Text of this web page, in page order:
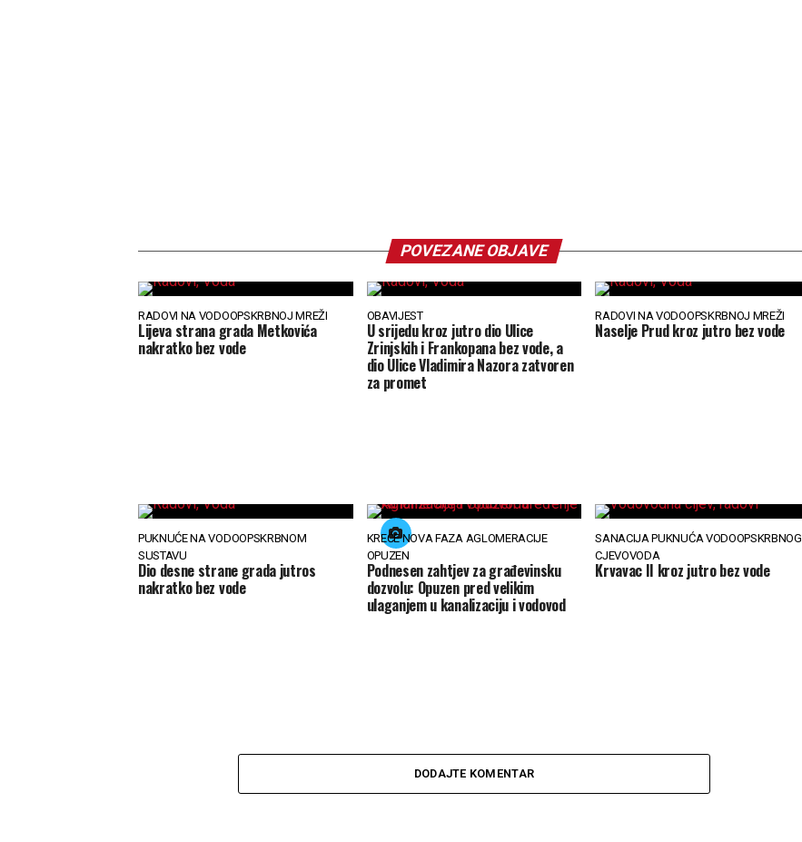
POVEZANE OBJAVE
RADOVI NA VODOOPSKRBNOJ MREŽI
Lijeva strana grada Metkovića
nakratko bez vode
OBAVIJEST
U srijedu kroz jutro dio Ulice
Zrinjskih i Frankopana bez vode, a
dio Ulice Vladimira Nazora zatvoren
za promet
RADOVI NA VODOOPSKRBNOJ MREŽI
Naselje Prud kroz jutro bez vode
PUKNUĆE NA VODOOPSKRBNOM
SUSTAVU
Dio desne strane grada jutros
nakratko bez vode
KREĆE NOVA FAZA AGLOMERACIJE
OPUZEN
Podnesen zahtjev za građevinsku
dozvolu: Opuzen pred velikim
ulaganjem u kanalizaciju i vodovod
SANACIJA PUKNUĆA VODOOPSKRBNOG
CJEVOVODA
Krvavac II kroz jutro bez vode
DODAJTE KOMENTAR